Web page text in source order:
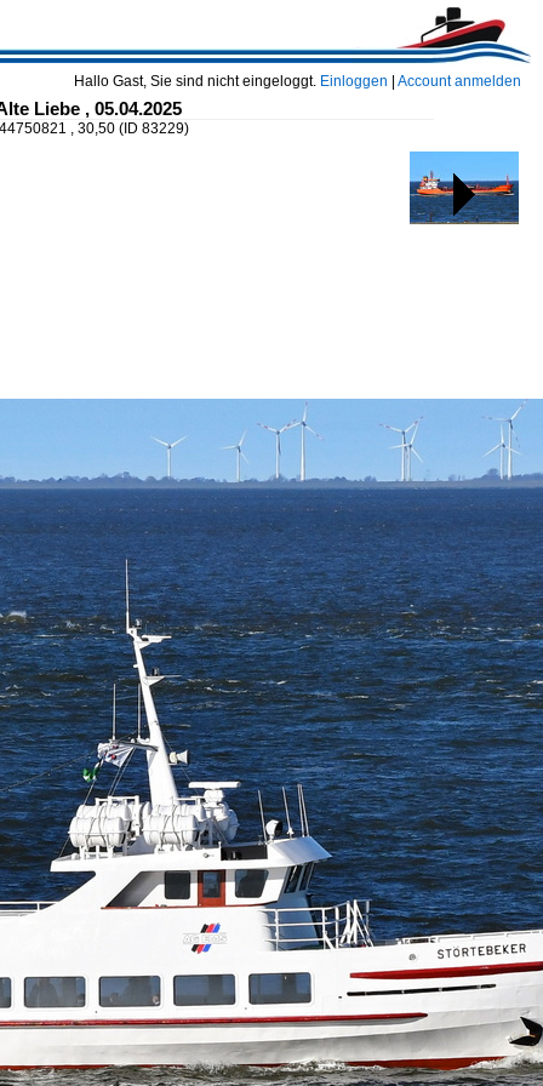
Hallo Gast, Sie sind nicht eingeloggt. Einloggen Account anmelden
Liebe , 05.04.2025
, 30,50 (ID 83229)